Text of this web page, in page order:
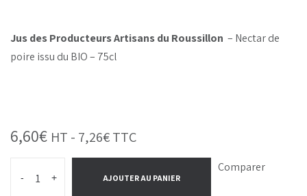
Jus des Producteurs Artisans du Roussillon – Nectar de
poire issu du BIO – 75cl
6,60€ HT - 7,26€TTC
- + AJOUTER AU PANIER
Comparer